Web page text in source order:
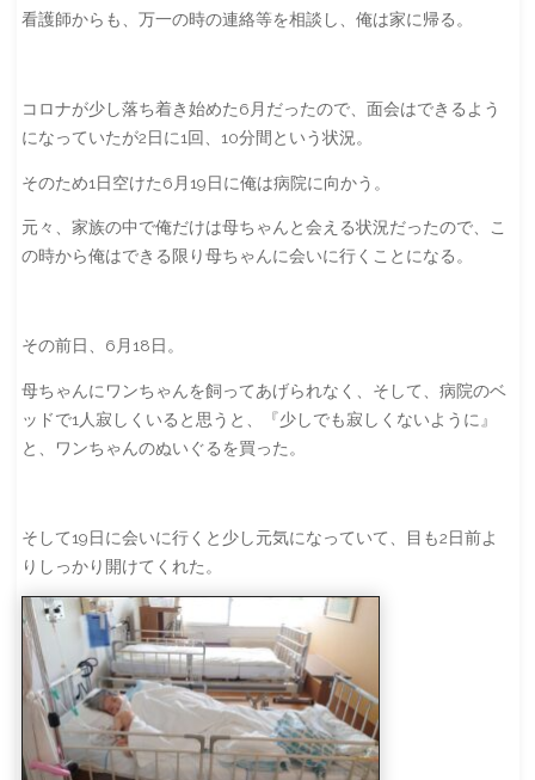
看護師からも、万一の時の連絡等を相談し、俺は家に帰る。
コロナが少し落ち着き始めた6月だったので、面会はできるよう
になっていたが2日に1回、10分間という状況。
そのため1日空けた6月19日に俺は病院に向かう。
元々、家族の中で俺だけは母ちゃんと会える状況だったので、こ
の時から俺はできる限り母ちゃんに会いに行くことになる。
その前日、6月18日。
母ちゃんにワンちゃんを飼ってあげられなく、そして、病院のベ
ッドで1人寂しくいると思うと、『少しでも寂しくないように』
と、ワンちゃんのぬいぐるを買った。
そして19日に会いに行くと少し元気になっていて、目も2日前よ
りしっかり開けてくれた。